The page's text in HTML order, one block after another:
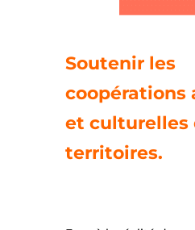
Soutenir les
coopérations
et culturelles
territoires.